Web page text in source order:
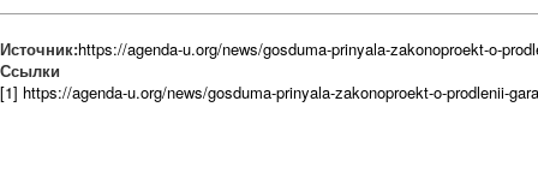
Источник:https://agenda-u.org/news/gosduma-prinyala-zakonoproekt-o-
Ссылки
[1] https://agenda-u.org/news/gosduma-prinyala-zakonoproekt-o-prodlenii-